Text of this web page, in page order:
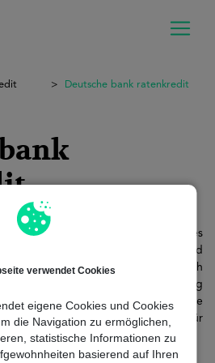
verwendet Cookies
eigene Cookies und Cookies
die Navigation zu ermöglichen,
statistische Informationen zu
basierend auf Ihren
Deutsche bank ratenkredit
Bank ist ein klassisches
klaren Laufzeiten und
Du weißt von Anfang an, wie hoch
ist und wann der Kredit vollständig
versteckten Kosten, keine
planbarer Kredit, den du flexibel für
einsetzen kannst.